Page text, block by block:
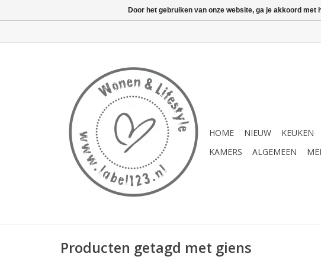
HOME NIEUW KEUKEN
KAMERS
ALGEMEEN
Producten getagd met giens
Door het gebruiken van onze website, ga je akkoord